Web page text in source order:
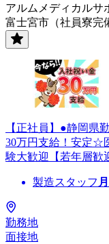
アルムメディカルサ
富士宮市（社員寮完
【正社員】●静岡県
30万円支給！安定☆
験大歓迎【若年層歓
製造スタッフ
勤務地
面接地